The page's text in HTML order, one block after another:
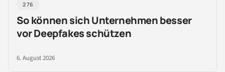
276
So können sich Unternehmen besser
vor Deepfakes schützen
6. August 2026